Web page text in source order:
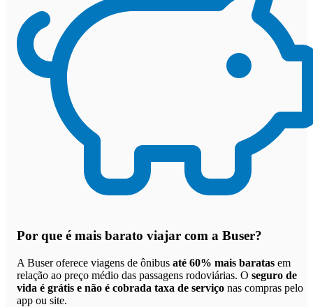
Por que é mais barato viajar com a Buser?
A Buser oferece viagens de ônibus até 60% mais baratas em
relação ao preço médio das passagens rodoviárias. O seguro de
vida é grátis e não é cobrada taxa de serviço nas compras pelo
app ou site.